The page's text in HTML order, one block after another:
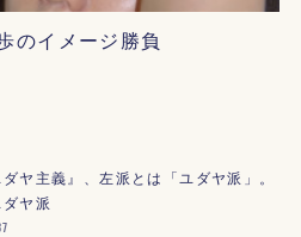
のイメージ勝負
ヤ主義』、左派とは「ユダヤ派」。
ヤ派